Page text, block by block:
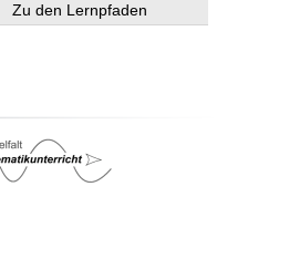
Zu den Lernpfaden